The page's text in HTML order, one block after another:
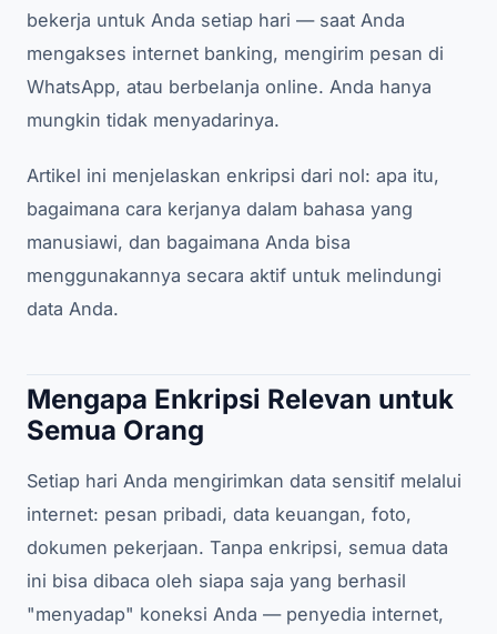
bekerja untuk Anda setiap hari — saat Anda
mengakses internet banking, mengirim pesan di
WhatsApp, atau berbelanja online. Anda hanya
mungkin tidak menyadarinya.
Artikel ini menjelaskan enkripsi dari nol: apa itu,
bagaimana cara kerjanya dalam bahasa yang
manusiawi, dan bagaimana Anda bisa
menggunakannya secara aktif untuk melindungi
data Anda.
Mengapa Enkripsi Relevan untuk
Semua Orang
Setiap hari Anda mengirimkan data sensitif melalui
internet: pesan pribadi, data keuangan, foto,
dokumen pekerjaan. Tanpa enkripsi, semua data
ini bisa dibaca oleh siapa saja yang berhasil
"menyadap" koneksi Anda — penyedia internet,